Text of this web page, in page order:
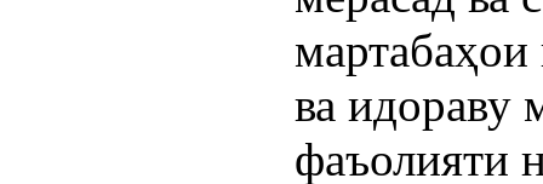
мартабаҳои
ва идораву
фаъолияти